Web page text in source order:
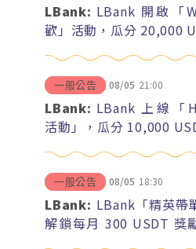
LBank: LBank 開啟「
歡」活動，瓜分 20,000
一般公告 08/05 21:00
LBank: LBank 上線「
活動」，瓜分 10,000
一般公告 08/05 18:30
LBank: LBank「精英帶
解鎖每月 300 USDT 獎